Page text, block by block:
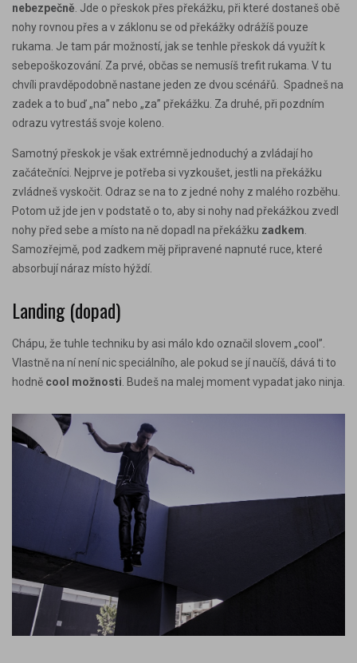
nebezpečně . Jde o přeskok přes překážku, při které dostaneš obě
nohy rovnou přes a v záklonu se od překážky odrážíš pouze
rukama. Je tam pár možností, jak se tenhle přeskok dá využít k
sebepoškozování. Za prvé, občas se nemusíš trefit rukama. V tu
chvíli pravděpodobně nastane jeden ze dvou scénářů. Spadneš na
zadek a to buď „na” nebo „za” překážku. Za druhé, při pozdním
odrazu vytrestáš svoje koleno.
Samotný přeskok je však extrémně jednoduchý a zvládají ho
začátečníci. Nejprve je potřeba si vyzkoušet, jestli na překážku
zvládneš vyskočit. Odraz se na to z jedné nohy z malého rozběhu.
Potom už jde jen v podstatě o to, aby si nohy nad překážkou zvedl
nohy před sebe a místo na ně dopadl na překážku zadkem
Samozřejmě, pod zadkem měj připravené napnuté ruce, které
absorbují náraz místo hýždí.
Landing (dopad)
Chápu, že tuhle techniku by asi málo kdo označil slovem „cool”.
Vlastně na ní není nic speciálního, ale pokud se jí naučíš, dává ti to
hodně cool možnosti . Budeš na malej moment vypadat jako ninja.